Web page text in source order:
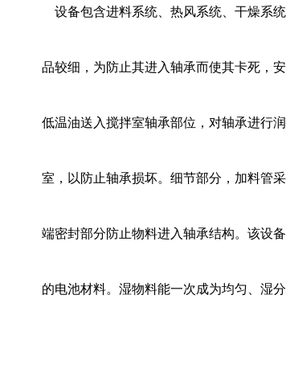
设备包含进料系统、热风系统、干燥系
品较细，为防止其进入轴承而使其卡死，
低温油送入搅拌室轴承部位，对轴承进行
室，以防止轴承损坏。细节部分，加料管
端密封部分防止物料进入轴承结构。该设
的电池材料。湿物料能一次成为均匀、湿